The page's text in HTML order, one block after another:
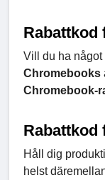
Rabattkod
Vill du ha
Chromebooks
Chromebook-
Rabattkod
Håll dig
helst